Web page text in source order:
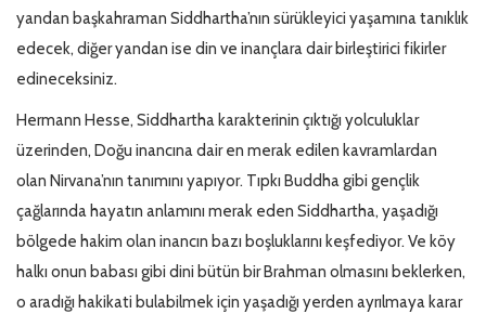
yandan başkahraman Siddhartha’nın sürükleyici yaşamına tanıklık
edecek, diğer yandan ise din ve inançlara dair birleştirici fikirler
edineceksiniz.
Hermann Hesse, Siddhartha karakterinin çıktığı yolculuklar
üzerinden, Doğu inancına dair en merak edilen kavramlardan
olan Nirvana’nın tanımını yapıyor. Tıpkı Buddha gibi gençlik
çağlarında hayatın anlamını merak eden Siddhartha, yaşadığı
bölgede hakim olan inancın bazı boşluklarını keşfediyor. Ve köy
halkı onun babası gibi dini bütün bir Brahman olmasını beklerken,
o aradığı hakikati bulabilmek için yaşadığı yerden ayrılmaya karar